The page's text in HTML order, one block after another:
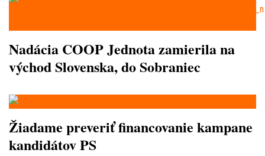
Nadácia COOP Jednota zamierila na
východ Slovenska, do Sobraniec
Žiadame preveriť financovanie kampane
kandidátov PS